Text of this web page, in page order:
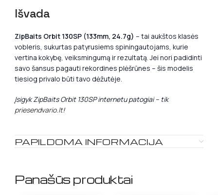
Išvada
ZipBaits Orbit 130SP (133mm, 24.7g) – tai aukštos klasės
vobleris, sukurtas patyrusiems spiningautojams, kurie
vertina kokybę, veiksmingumą ir rezultatą. Jei nori padidinti
savo šansus pagauti rekordines plėšrūnes – šis modelis
tiesiog privalo būti tavo dėžutėje.
Įsigyk ZipBaits Orbit 130SP internetu patogiai – tik
priesendvario.lt!
PAPILDOMA INFORMACIJA
Panašūs produktai